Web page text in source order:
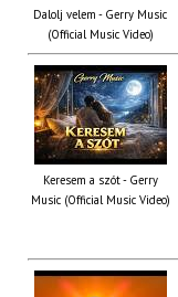
Dalolj velem - Gerry Music
(Official Music Video)
Keresem a szót - Gerry
Music (Official Music Video)